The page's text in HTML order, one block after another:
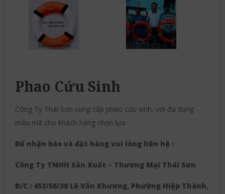
Phao Cứu Sinh
Công Ty Thái Sơn cung cấp phao cứu sinh, với đa dạng
mẫu mã cho khách hàng chọn lựa
Để nhận báo và đặt hàng vui lòng liên hệ :
Công Ty TNHH Sản Xuất – Thương Mại Thái Sơn
Đ/C : 453/56/30 Lê Văn Khương, Phường Hiệp Thành,